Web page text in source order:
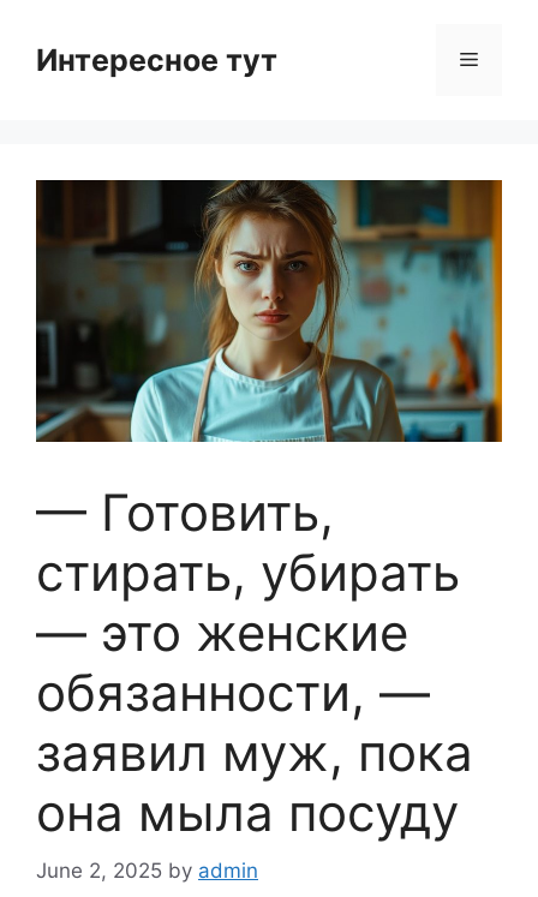
contentИнтересное тут Menu
— Готовить,
стирать, убирать
— это женские
обязанности, —
заявил муж, пока
она мыла посуду
June 2, 2025 by admin